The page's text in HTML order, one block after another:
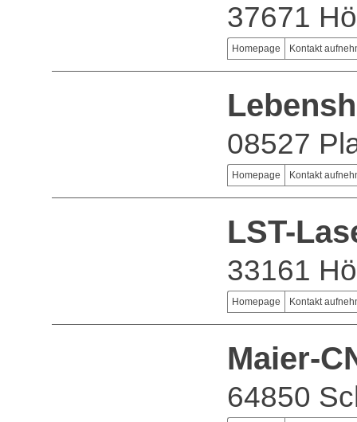
37671
Homepage Kontakt
08527
Homepage Kontakt
LST-
33161
Homepage Kontakt
Maier-
64850